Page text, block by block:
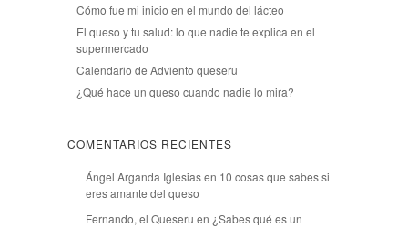
Cómo fue mi inicio en el mundo del lácteo
El queso y tu salud: lo que nadie te explica en el
supermercado
Calendario de Adviento queseru
¿Qué hace un queso cuando nadie lo mira?
COMENTARIOS RECIENTES
Ángel Arganda Iglesiasen 10 cosas que sabes si
eres amante del queso
Fernando, el Queseru en ¿Sabes qué es un